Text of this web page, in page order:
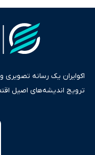
اکوایران یک رسانه
ترویج اندیشه‌های اصیل
ایران و جهان را در
پایش می‌کند. این رسانه به
اطلاع‌رسانی صرف، به تبیین
سرمایه‌گذاری، تجارت و